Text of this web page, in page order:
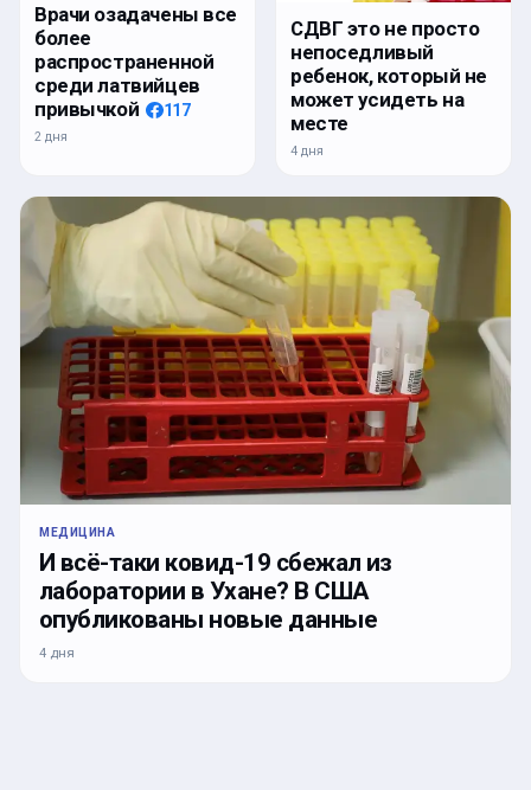
Врачи озадачены все
более
распространенной
среди латвийцев
привычкой
117
2 дня
СДВГ это не просто
непоседливый
ребенок, который не
может усидеть на
месте
4 дня
МЕДИЦИНА
И всё-таки ковид-19 сбежал из
лаборатории в Ухане? В США
опубликованы новые данные
4 дня